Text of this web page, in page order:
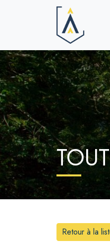
Retour à la